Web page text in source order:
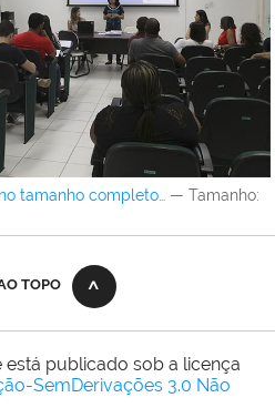
tamanho completo… — Tamanho:
TOPO
publicado sob a licença
SemDerivações 3.0 Não